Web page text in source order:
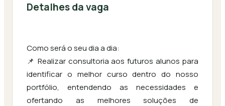
Detalhes da vaga
Como será o seu dia a dia:
📌 Realizar consultoria aos futuros alunos para
identificar o melhor curso dentro do nosso
portfólio, entendendo as necessidades e
ofertando as melhores soluções de